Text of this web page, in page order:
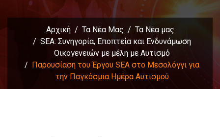
Αρχική Τα Νέα Μας
Τα Νέα μας
SEA: Συνηγορία, Εποπτεία και Ενδυνάμωση
Οικογενειών με μέλη με Αυτισμό
Παρουσίαση του Έργου SEA στο Μεσολόγγι για
την Παγκόσμια Ημέρα Αυτισμού